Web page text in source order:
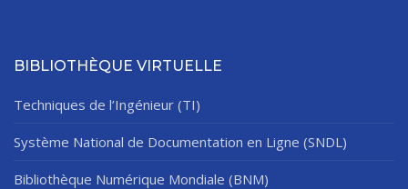
BIBLIOTHÈQUE VIRTUELLE
Techniques de l’Ingénieur (TI)
Système National de Documentation en Ligne (SNDL)
Bibliothèque Numérique Mondiale (BNM)